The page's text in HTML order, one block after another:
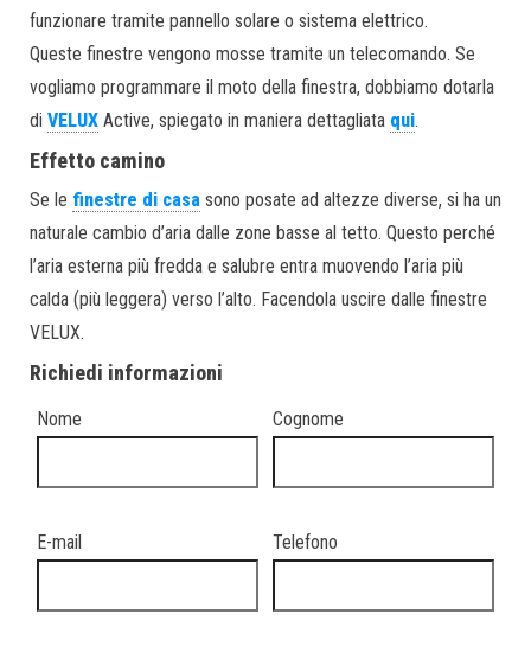
funzionare tramite pannello solare o sistema elettrico.
Queste finestre vengono mosse tramite un telecomando. Se
vogliamo programmare il moto della finestra, dobbiamo dotarla
di VELUX Active, spiegato in maniera dettagliata qui.
Effetto camino
Se le finestre di casa sono posate ad altezze diverse, si ha un
naturale cambio d’aria dalle zone basse al tetto. Questo perché
l’aria esterna più fredda e salubre entra muovendo l’aria più
calda (più leggera) verso l’alto. Facendola uscire dalle finestre
VELUX.
Richiedi informazioni
Nome Cognome
E-mail Telefono